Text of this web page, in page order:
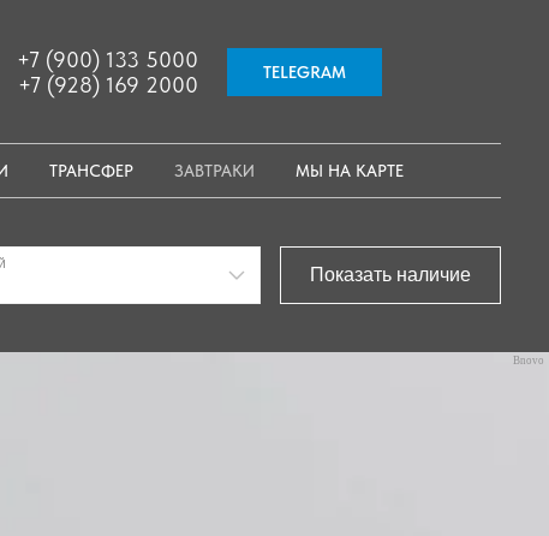
+7 (900) 133 5000
+7 (928) 169 2000
TELEGRAM
ТРАНСФЕР ЗАВТРАКИ МЫ НА КАРТЕ
Bnovo